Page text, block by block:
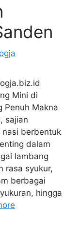
Mini di
Penuh Makna
sajian
berbentuk
dalam
lambang
rasa syukur,
berbagai
hingga